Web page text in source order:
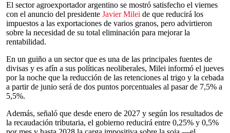
El sector agroexportador argentino se mostró satisfecho el viernes
con el anuncio del presidente Javier Milei de que reducirá los
impuestos a las exportaciones de varios granos, pero advirtieron
sobre la necesidad de su total eliminación para mejorar la
rentabilidad.
En un guiño a un sector que es una de las principales fuentes de
divisas y es afín a sus políticas neoliberales, Milei informó el jueves
por la noche que la reducción de las retenciones al trigo y la cebada
a partir de junio será de dos puntos porcentuales al pasar de 7,5% a
5,5%.
Además, señaló que desde enero de 2027 y según los resultados de
la recaudación tributaria, el gobierno reducirá entre 0,25% y 0,5%